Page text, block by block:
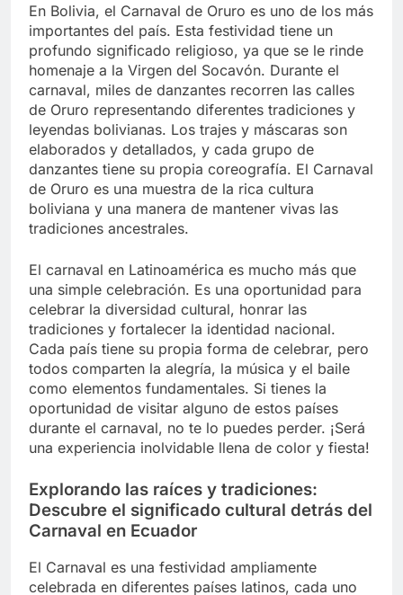
En Bolivia, el Carnaval de Oruro es uno de los más
importantes del país. Esta festividad tiene un
profundo significado religioso, ya que se le rinde
homenaje a la Virgen del Socavón. Durante el
carnaval, miles de danzantes recorren las calles
de Oruro representando diferentes tradiciones y
leyendas bolivianas. Los trajes y máscaras son
elaborados y detallados, y cada grupo de
danzantes tiene su propia coreografía. El Carnaval
de Oruro es una muestra de la rica cultura
boliviana y una manera de mantener vivas las
tradiciones ancestrales.
El carnaval en Latinoamérica es mucho más que
una simple celebración. Es una oportunidad para
celebrar la diversidad cultural, honrar las
tradiciones y fortalecer la identidad nacional.
Cada país tiene su propia forma de celebrar, pero
todos comparten la alegría, la música y el baile
como elementos fundamentales. Si tienes la
oportunidad de visitar alguno de estos países
durante el carnaval, no te lo puedes perder. ¡Será
una experiencia inolvidable llena de color y fiesta!
Explorando las raíces y tradiciones:
Descubre el significado cultural detrás del
Carnaval en Ecuador
El Carnaval es una festividad ampliamente
celebrada en diferentes países latinos, cada uno